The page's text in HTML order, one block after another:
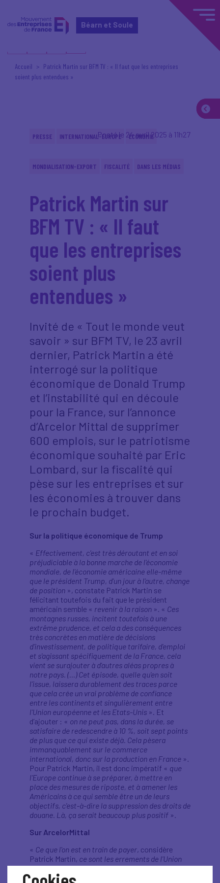
Béarn et Soule
Accueil
Patrick Martin sur BFM TV : « Il faut que les entreprises
soient plus entendues »
Posté le 24 avril 2025 à 11h27
PRESSE INTERNATIONAL-EUROPE ÉCONOMIE
MONDIALISATION-EXPORT FISCALITÉ DANS LES MÉDIAS
Patrick Martin sur
BFM TV : « Il faut
que les entreprises
soient plus
entendues »
Invité de « Tout le monde veut
savoir » sur BFM TV, le 23 avril
dernier, Patrick Martin a été
interrogé sur la politique
économique de Donald Trump
et l’instabilité qui en découle
pour la France, sur l’annonce
d’Arcelor Mittal de supprimer
600 emplois, sur le patriotisme
économique souhaité par Eric
Lombard, sur la fiscalité qui
pèse sur les entreprises et sur
les économies à trouver dans
le prochain budget.
Sur la politique économique de Trump
« Effectivement, c'est très déroutant et en soi
préjudiciable à la bonne marche de l'économie
mondiale, de l'économie américaine elle-même
que le président Trump, d'un jour à l'autre, change
de position », constate Patrick Martin se
félicitant toutefois du fait que le président
américain semble « revenir à la raison ». « Ces
montagnes russes, incitent toutefois à une
extrême prudence, et cela a des conséquences
très concrètes en matière de décisions
d'investissement, de politique tarifaire, d'emploi
et s'agissant spécifiquement de la France, cela
vient se surajouter à d'autres aléas propres à
notre pays. (…) Cet épisode, quelle qu'en soit
l'issue, laissera durablement des traces parce
que cela crée un vrai problème de confiance
entre les continents et singulièrement entre
l'Union européenne et les Etats-Unis ». Et
d’ajouter : « on ne peut pas, dans la durée, se
satisfaire de redescendre à 10 %, soit sept points
de plus que ce qui existe déjà. Cela pèsera
immanquablement sur le commerce
international, donc sur la production en France ».
Pour Patrick Martin, il est donc impératif « que
l'Europe continue à se préparer, à mettre en
place des mesures de riposte, et à amener les
Américains à ce qui semble être un de leurs
objectifs, c'est-à-dire la suppression des droits de
douane. Là, ça serait beaucoup plus positif ».
Sur ArcelorMittal
« Ce que l'on est en train de payer, considère
Patrick Martin, ce sont les errements de l'Union
européenne sur le prix de l'énergie. C'est par
ailleurs, une stratégie très offensive, très